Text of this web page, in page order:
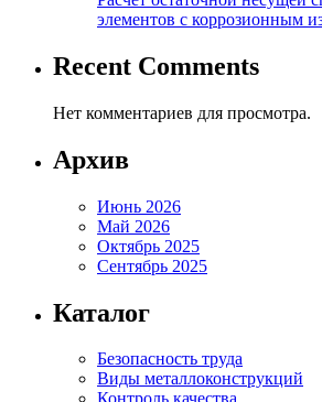
элементов с коррозионным
Recent Comments
Нет комментариев для просмотра.
Архив
Июнь 2026
Май 2026
Октябрь 2025
Сентябрь 2025
Каталог
Безопасность труда
Виды металлоконструкций